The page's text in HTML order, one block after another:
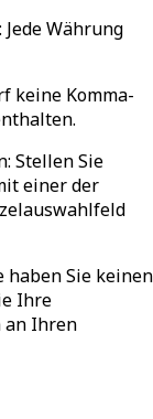
: Jede Währung
keine Komma-
: Stellen Sie
einer der
haben Sie keinen
Ihre
an Ihren